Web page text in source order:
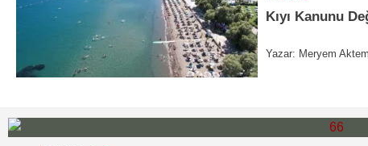
Kıyı Kanunu
Yazar: Meryem